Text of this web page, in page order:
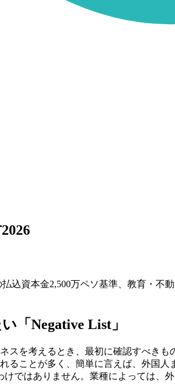
払込資本金2,500万ペソ基準、教育・
「Negative List」
を考えるとき、最初に確認すべきもの
ることが多く、簡単に言えば、外国
ではありません。業種によっては、